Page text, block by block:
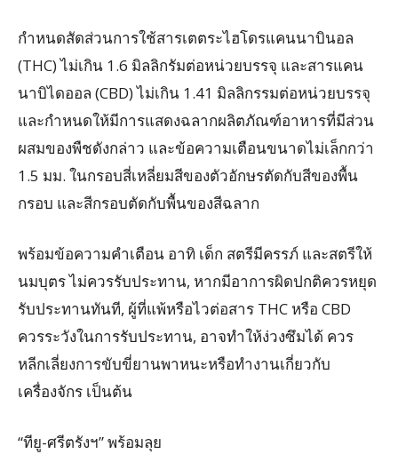
กำหนดสัดส่วนการใช้สารเตตระไฮโดรแคนนาบินอล
(THC) ไม่เกิน 1.6 มิลลิกรัมต่อหน่วยบรรจุ และสารแคน
นาบิไดออล (CBD) ไม่เกิน 1.41 มิลลิกรรมต่อหน่วยบรรจุ
และกำหนดให้มีการแสดงฉลากผลิตภัณฑ์อาหารที่มีส่วน
ผสมของพืชดังกล่าว และข้อความเตือนขนาดไม่เล็กกว่า
1.5 มม. ในกรอบสี่เหลี่ยมสีของตัวอักษรตัดกับสีของพื้น
กรอบ และสีกรอบตัดกับพื้นของสีฉลาก
พร้อมข้อความคำเตือน อาทิ เด็ก สตรีมีครรภ์ และสตรีให้
นมบุตร ไม่ควรรับประทาน, หากมีอาการผิดปกติควรหยุด
รับประทานทันที, ผู้ที่แพ้หรือไวต่อสาร THC หรือ CBD
ควรระวังในการรับประทาน, อาจทำให้ง่วงซึมได้ ควร
หลีกเลี่ยงการขับขี่ยานพาหนะหรือทำงานเกี่ยวกับ
เครื่องจักร เป็นต้น
“ทียู-ศรีตรังฯ” พร้อมลุย